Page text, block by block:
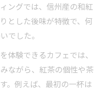
ングでは、信州産の和紅
とした後味が特徴で、何
でした。
体験できるカフェでは、
ながら、紅茶の個性や茶
。例えば、最初の一杯は